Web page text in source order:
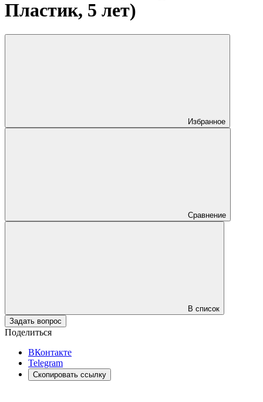
Пластик, 5 лет)
Избранное
Сравнение
В список
Задать вопрос
Поделиться
ВКонтакте
Telegram
Скопировать ссылку